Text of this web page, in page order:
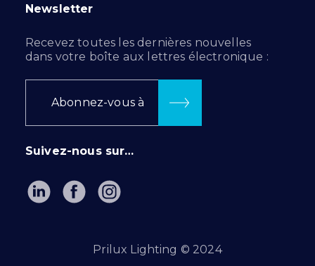
Newsletter
Recevez toutes les dernières nouvelles
dans votre boîte aux lettres électronique :
Abonnez-vous à
Suivez-nous sur…
Prilux Lighting © 2024